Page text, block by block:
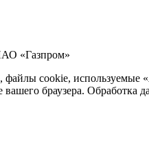
«Газпром»
cookie, используемые
браузера. Обработка